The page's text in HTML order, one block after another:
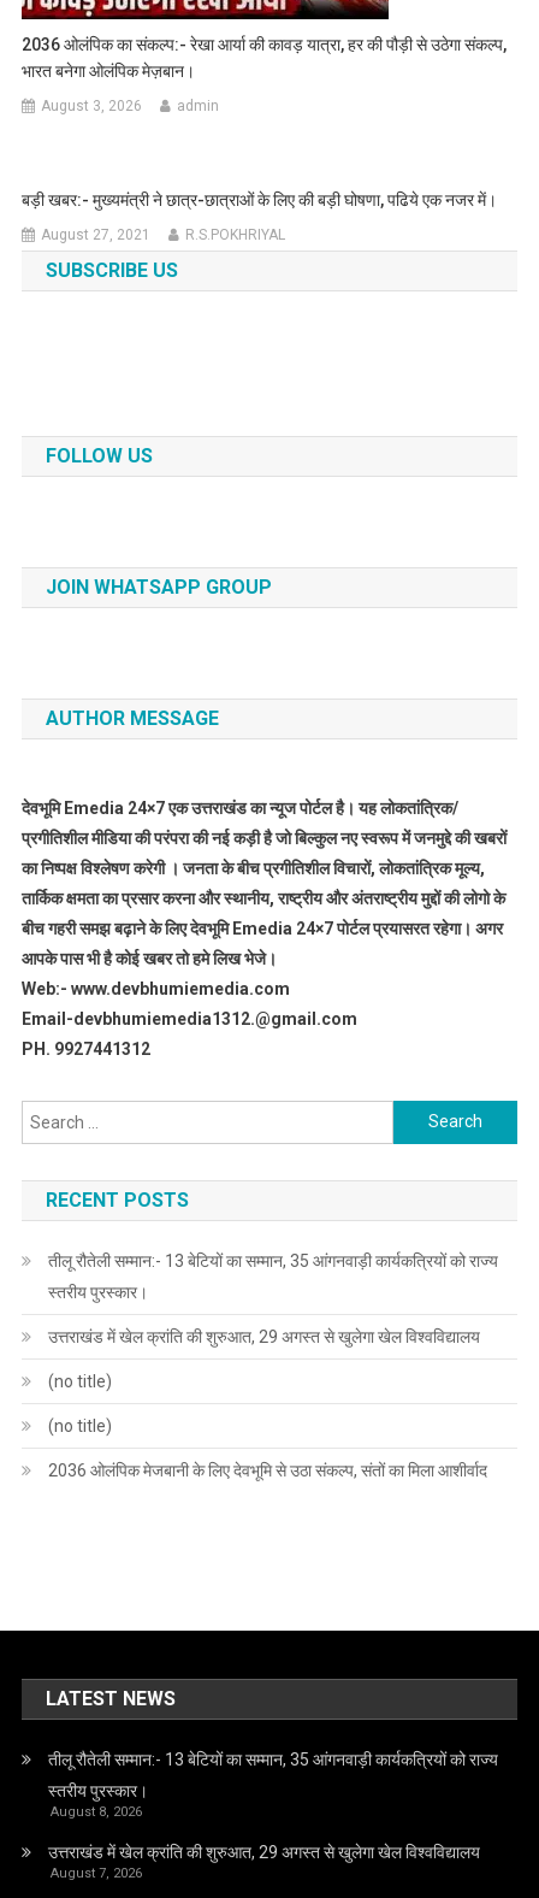
2036 ओलंपिक का संकल्प:- रेखा आर्या की कावड़ यात्रा, हर की पौड़ी से उठेगा संकल्प,
भारत बनेगा ओलंपिक मेज़बान।
August 3, 2026 admin
बड़ी खबर:- मुख्यमंत्री ने छात्र-छात्राओं के लिए की बड़ी घोषणा, पढिये एक नजर में।
August 27, 2021 R.S.POKHRIYAL
SUBSCRIBE US
FOLLOW US
JOIN WHATSAPP GROUP
AUTHOR MESSAGE
देवभूमि Emedia 24×7 एक उत्तराखंड का न्यूज पोर्टल है। यह लोकतांत्रिक/
प्रगीतिशील मीडिया की परंपरा की नई कड़ी है जो बिल्कुल नए स्वरूप में जनमुद्दे की खबरों
का निष्पक्ष विश्लेषण करेगी । जनता के बीच प्रगीतिशील विचारों, लोकतांत्रिक मूल्य,
तार्किक क्षमता का प्रसार करना और स्थानीय, राष्ट्रीय और अंतराष्ट्रीय मुद्दों की लोगो के
बीच गहरी समझ बढ़ाने के लिए देवभूमि Emedia 24×7 पोर्टल प्रयासरत रहेगा। अगर
आपके पास भी है कोई खबर तो हमे लिख भेजे।
Web:- www.devbhumiemedia.com
Email-devbhumiemedia1312.@gmail.com
PH. 9927441312
Search
for:
RECENT POSTS
तीलू रौतेली सम्मान:- 13 बेटियों का सम्मान, 35 आंगनवाड़ी कार्यकत्रियों को राज्य
स्तरीय पुरस्कार।
उत्तराखंड में खेल क्रांति की शुरुआत, 29 अगस्त से खुलेगा खेल विश्वविद्यालय
(no title)
(no title)
2036 ओलंपिक मेजबानी के लिए देवभूमि से उठा संकल्प, संतों का मिला आशीर्वाद
LATEST NEWS
तीलू रौतेली सम्मान:- 13 बेटियों का सम्मान, 35 आंगनवाड़ी कार्यकत्रियों को राज्य
स्तरीय पुरस्कार।
August 8, 2026
उत्तराखंड में खेल क्रांति की शुरुआत, 29 अगस्त से खुलेगा खेल विश्वविद्यालय
August 7, 2026